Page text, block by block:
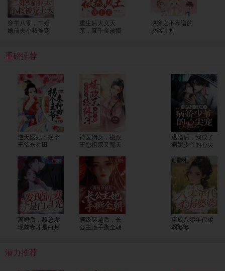
穿书八零，二婚
嫁前夫小叔被宠
重生后大义灭
亲，真千金被摄
快穿之不靠谱的
攻略计划
重磅推荐
逆天医妃：拐个
王爷来种田
神医嫡女，摄政
王您祖宗又翻天
退婚后，我成了
病娇少爷的心尖
离婚后，黎总发
现前妻才是白月
满级穿越后，长
公主她手撕全朝
穿成八零年代柔
弱婆婆
潜力推荐